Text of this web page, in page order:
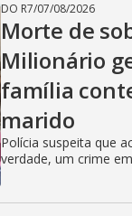
DO R7/07/08/2026
Morte de
Milionário
família
marido
Polícia suspeita que
verdade, um crime